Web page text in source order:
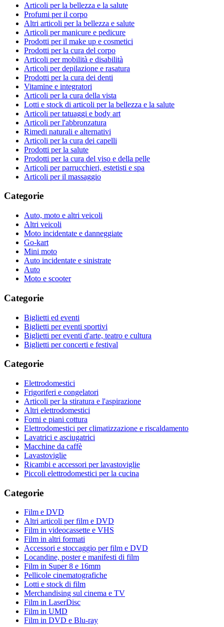
Articoli per la bellezza e la salute
Profumi per il corpo
Altri articoli per la bellezza e salute
Articoli per manicure e pedicure
Prodotti per il make up e cosmetici
Prodotti per la cura del corpo
Articoli per mobilità e disabilità
Articoli per depilazione e rasatura
Prodotti per la cura dei denti
Vitamine e integratori
Articoli per la cura della vista
Lotti e stock di articoli per la bellezza e la salute
Articoli per tatuaggi e body art
Articoli per l'abbronzatura
Rimedi naturali e alternativi
Articoli per la cura dei capelli
Prodotti per la salute
Prodotti per la cura del viso e della pelle
Articoli per parrucchieri, estetisti e spa
Articoli per il massaggio
Categorie
Auto, moto e altri veicoli
Altri veicoli
Moto incidentate e danneggiate
Go-kart
Mini moto
Auto incidentate e sinistrate
Auto
Moto e scooter
Categorie
Biglietti ed eventi
Biglietti per eventi sportivi
Biglietti per eventi d'arte, teatro e cultura
Biglietti per concerti e festival
Categorie
Elettrodomestici
Frigoriferi e congelatori
Articoli per la stiratura e l'aspirazione
Altri elettrodomestici
Forni e piani cottura
Elettrodomestici per climatizzazione e riscaldamento
Lavatrici e asciugatrici
Macchine da caffè
Lavastoviglie
Ricambi e accessori per lavastoviglie
Piccoli elettrodomestici per la cucina
Categorie
Film e DVD
Altri articoli per film e DVD
Film in videocassette e VHS
Film in altri formati
Accessori e stoccaggio per film e DVD
Locandine, poster e manifesti di film
Film in Super 8 e 16mm
Pellicole cinematografiche
Lotti e stock di film
Merchandising sul cinema e TV
Film in LaserDisc
Film in UMD
Film in DVD e Blu-ray